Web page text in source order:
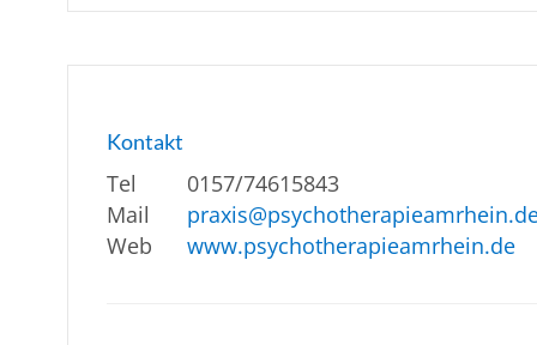
Kontakt
Tel
0157/74615843
Mail
Web
www.psychotherapieamrhein.de